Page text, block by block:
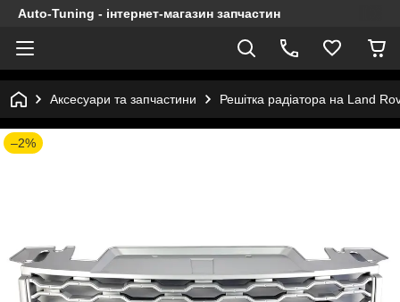
Auto-Tuning - інтернет-магазин запчастин
Аксесуари та запчастини Решітка радіатора на Land
–2%